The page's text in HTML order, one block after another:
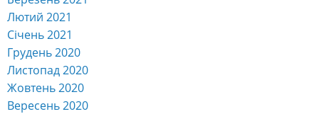
Лютий 2021
Січень 2021
Грудень 2020
Листопад 2020
Жовтень 2020
Вересень 2020